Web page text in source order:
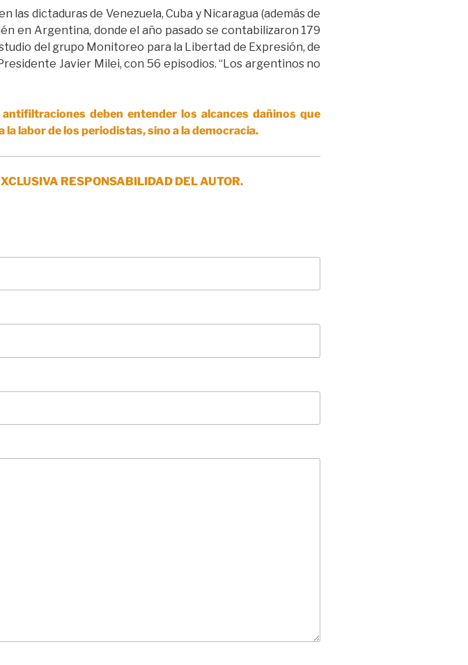
dictaduras de Venezuela, Cuba y Nicaragua (además de
en Argentina, donde el año pasado se contabilizaron 179
del grupo Monitoreo para la Libertad de Expresión, de
Javier Milei, con 56 episodios. “Los argentinos no
deben entender los alcances dañinos que
labor de los periodistas, sino a la democracia.
RESPONSABILIDAD DEL AUTOR.